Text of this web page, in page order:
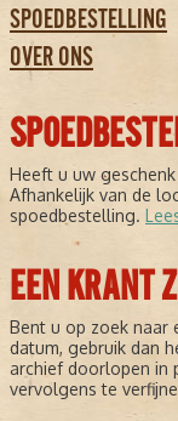
SPOEDBESTELLING
OVER ONS
Heeft u uw
Afhankelijk van de
spoedbestelling.
EEN KRANT
Bent u op zoek naar
datum, gebruik dan
archief doorlopen in
vervolgens te